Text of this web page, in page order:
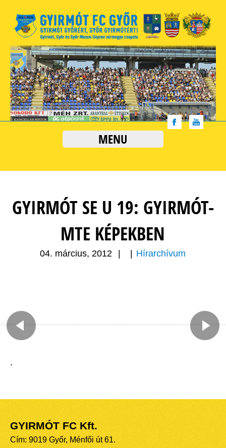
MENU
GYIRMÓT SE U 19: GYIRMÓT-
MTE KÉPEKBEN
04. március, 2012 Hírarchívum
.
GYIRMÓT FC Kft.
Cím: 9019 Győr, Ménfői út 61.